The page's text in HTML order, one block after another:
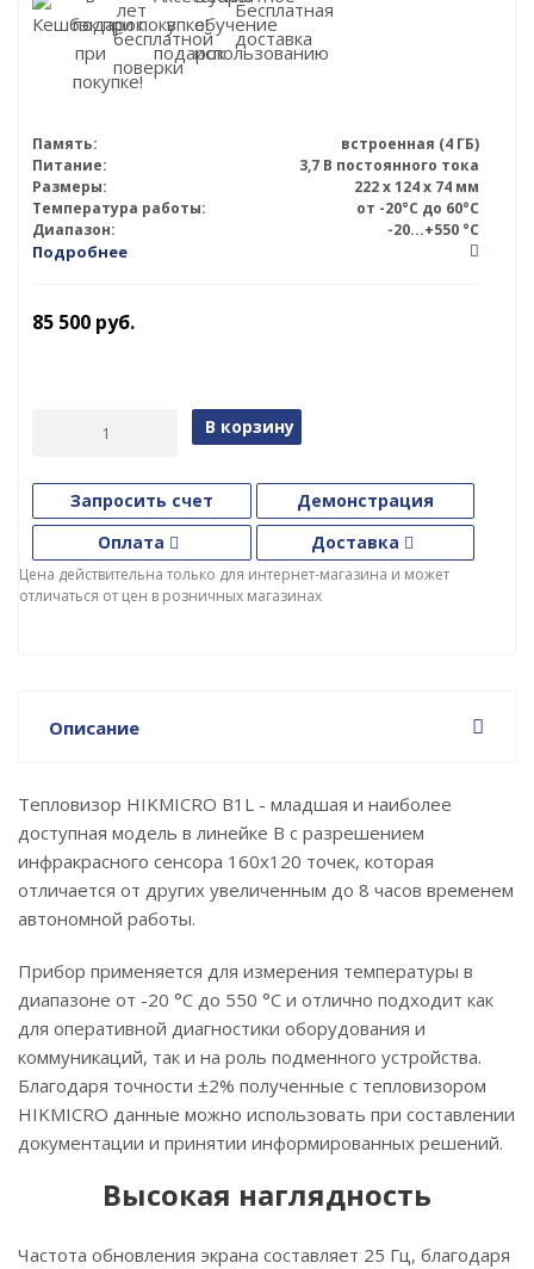
Память:
встроенная (4 ГБ)
Питание:
3,7 В постоянного тока
Размеры:
222 х 124 х 74 мм
Температура работы:
от -20°C до 60°C
Диапазон:
-20...+550 °С
Подробнее
85 500 руб.
В корзину
Запросить счет
Демонстрация
Оплата
Доставка
Цена действительна только для интернет-магазина и может
отличаться от цен в розничных магазинах
Описание
Тепловизор HIKMICRO B1L - младшая и наиболее
доступная модель в линейке B с разрешением
инфракрасного сенсора 160x120 точек, которая
отличается от других увеличенным до 8 часов временем
автономной работы.
Прибор применяется для измерения температуры в
диапазоне от -20 °C до 550 °C и отлично подходит как
для оперативной диагностики оборудования и
коммуникаций, так и на роль подменного устройства.
Благодаря точности ±2% полученные с тепловизором
HIKMICRO данные можно использовать при составлении
документации и принятии информированных решений.
Высокая наглядность
Частота обновления экрана составляет 25 Гц, благодаря